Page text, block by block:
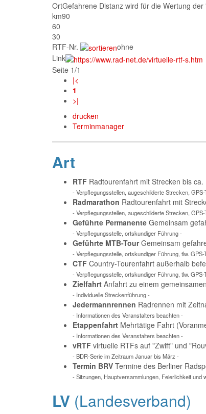
OrtGefahrene Distanz wird für die Wertung
km90
60
30
RTF-Nr.
ohne
Link
Seite 1/1
|<
1
>|
drucken
Terminmanager
Art
RTF Radtourenfahrt mit Strecken bis
- Verpflegungsstellen, augeschilderte Strecken,
Radmarathon Radtourenfahrt mit
- Verpflegungsstellen, augeschilderte Strecken,
Geführte Permanente Gemeinsam
- Verpflegungsstelle, ortskundiger Führung -
Geführte MTB-TourGemeinsam
- Verpflegungsstelle, ortskundiger Führung, tlw.
CTF Country-Tourenfahrt außerhalb
- Verpflegungsstelle, ortskundiger Führung, tlw.
Zielfahrt Anfahrt zu einem
- Individuelle Streckenführung -
Jedermannrennen Radrennen mit
- Informationen des Veranstalters beachten -
Etappenfahrt Mehrtätige Fahrt
- Informationen des Veranstalters beachten -
vRTF virtuelle RTFs auf "Zwift" und
- BDR-Serie im Zeitraum Januar bis März -
Termin BRV Termine des Berliner
- Sitzungen, Hauptversammlungen, Feierlichkeit und
LV (Landesverband)